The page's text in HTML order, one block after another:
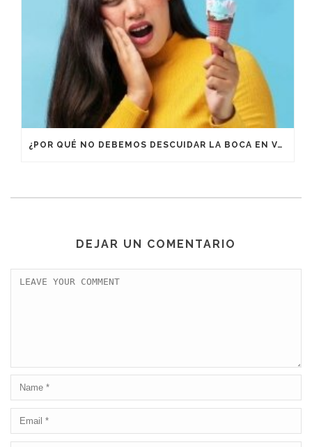
¿POR QUÉ NO DEBEMOS DESCUIDAR LA BOCA EN VACACIONES?
DEJAR UN COMENTARIO